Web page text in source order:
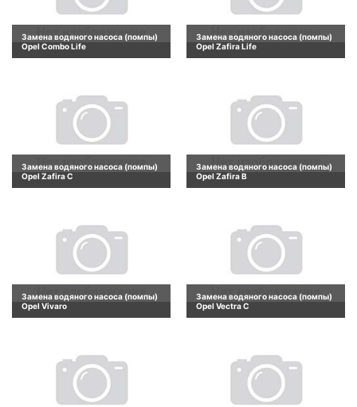
Замена водяного насоса (помпы)
Opel Combo Life
Замена водяного насоса (помпы)
Opel Zafira Life
Замена водяного насоса (помпы)
Opel Zafira C
Замена водяного насоса (помпы)
Opel Zafira B
Замена водяного насоса (помпы)
Opel Vivaro
Замена водяного насоса (помпы)
Opel Vectra C